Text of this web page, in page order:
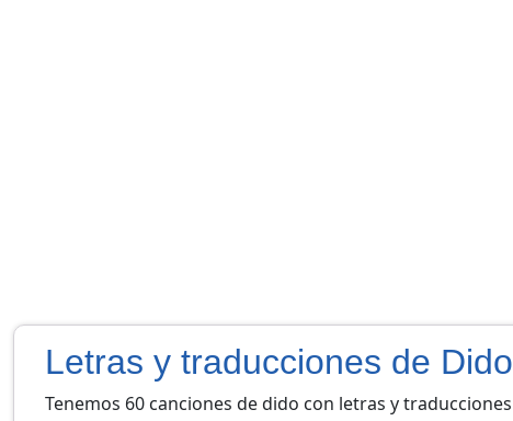
Letras y traducciones de Dido
Tenemos 60 canciones de dido con letras y traducciones